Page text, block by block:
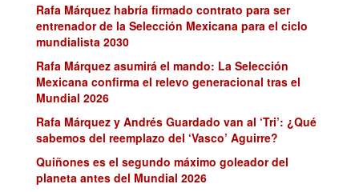
Rafa Márquez habría firmado contrato para ser
entrenador de la Selección Mexicana para el ciclo
mundialista 2030
Rafa Márquez asumirá el mando: La Selección
Mexicana confirma el relevo generacional tras el
Mundial 2026
Rafa Márquez y Andrés Guardado van al ‘Tri’: ¿Qué
sabemos del reemplazo del ‘Vasco’ Aguirre?
Quiñones es el segundo máximo goleador del
planeta antes del Mundial 2026